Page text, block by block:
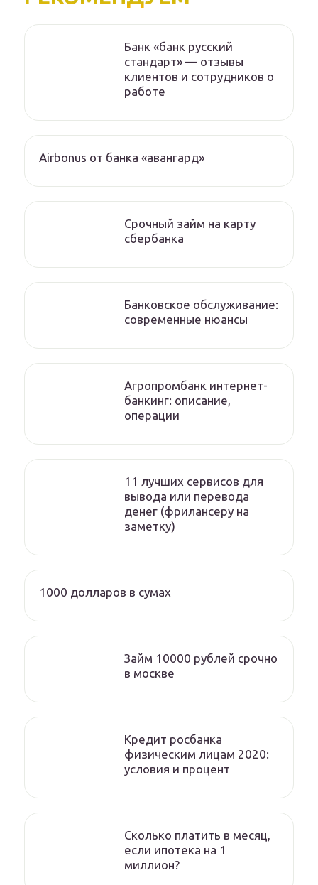
Банк «банк русский
стандарт» — отзывы
клиентов и сотрудников о
работе
Airbonus от банка «авангард»
Срочный займ на карту
сбербанка
Банковское обслуживание:
современные нюансы
Агропромбанк интернет-
банкинг: описание,
операции
11 лучших сервисов для
вывода или перевода
денег (фрилансеру на
заметку)
1000 долларов в сумах
Займ 10000 рублей срочно
в москве
Кредит росбанка
физическим лицам 2020:
условия и процент
Сколько платить в месяц,
если ипотека на 1
миллион?